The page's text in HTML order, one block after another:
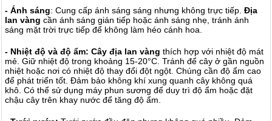
- Ánh sáng: Cung cấp ánh sáng sáng nhưng không trực tiếp. Địa
lan vàng cần ánh sáng gián tiếp hoặc ánh sáng nhẹ, tránh ánh
sáng mặt trời trực tiếp để không làm héo cánh hoa.
- Nhiệt độ và độ ẩm: Cây địa lan vàng thích hợp với nhiệt độ mát
mẻ. Giữ nhiệt độ trong khoảng 15-20°C. Tránh để cây ở gần nguồn
nhiệt hoặc nơi có nhiệt độ thay đổi đột ngột. Chúng cần độ ẩm cao
để phát triển tốt. Đảm bảo không khí xung quanh cây không quá
khô. Có thể sử dụng máy phun sương để duy trì độ ẩm hoặc đặt
chậu cây trên khay nước để tăng độ ẩm.